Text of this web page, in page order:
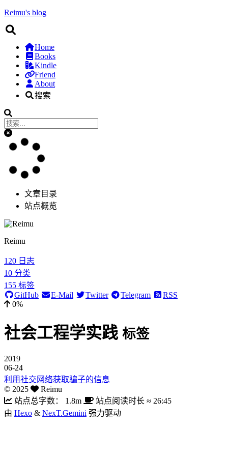
Reimu's blog
Home
Books
Kindle
Friend
About
搜索
文章目录
站点概览
Reimu
120 日志
10 分类
155 标签
GitHub
E-Mail Twitter Telegram
RSS
0%
社会工程学实践 标签
2019
06-24
利用社交网络获取骗子的信息
© 2025
Reimu
站点总字数：
1.8m 站点阅读时长 ≈ 26:45
由 Hexo & NexT.Gemini 强力驱动